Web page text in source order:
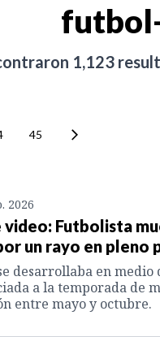
1,123
45
2026
Futbolista
un rayo en pleno
desarrollaba en medio
a la temporada de
entre mayo y octubre.